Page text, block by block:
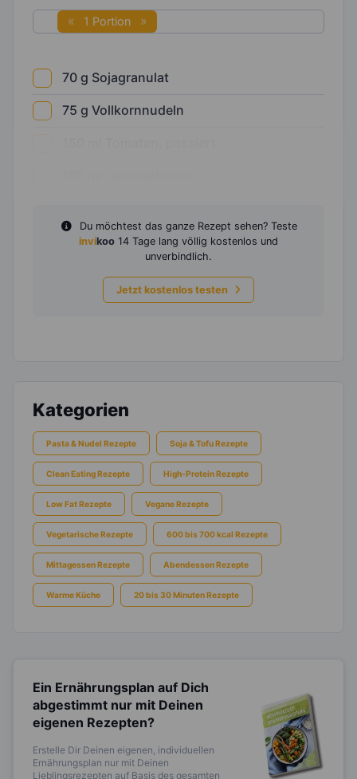
1 Portion
70 g Sojagranulat
75 g Vollkornnudeln
Du möchtest das ganze Rezept sehen? Teste
invikoo 14 Tage lang völlig kostenlos und
unverbindlich.
Jetzt kostenlos testen
Kategorien
Pasta & Nudel Rezepte Soja & Tofu Rezepte
Clean Eating Rezepte High-Protein Rezepte
Low Fat Rezepte Vegane Rezepte
Vegetarische Rezepte 600 bis 700 kcal Rezepte
Mittagessen Rezepte Abendessen Rezepte
Warme Küche 20 bis 30 Minuten Rezepte
Ein Ernährungsplan auf Dich
abgestimmt nur mit Deinen
eigenen Rezepten?
Erstelle Dir Deinen eigenen, individuellen
Ernährungsplan nur mit Deinen
Lieblingsrezepten auf Basis des gesamten